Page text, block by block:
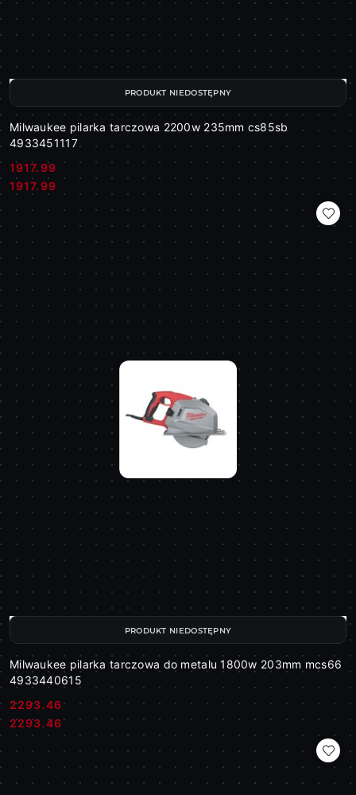
Milwaukee pilarka tarczowa 2200w 235mm cs85sb
4933451117
Cena:
1917.99
Cena:
1917.99
PRODUKT NIEDOSTĘPNY
Milwaukee pilarka tarczowa do metalu 1800w 203mm mcs66
4933440615
Cena:
2293.46
Cena:
2293.46
PRODUKT NIEDOSTĘPNY